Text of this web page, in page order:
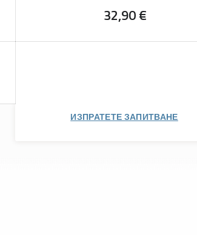
32,90 €
ИЗПРАТЕТЕ ЗАПИТВАНЕ